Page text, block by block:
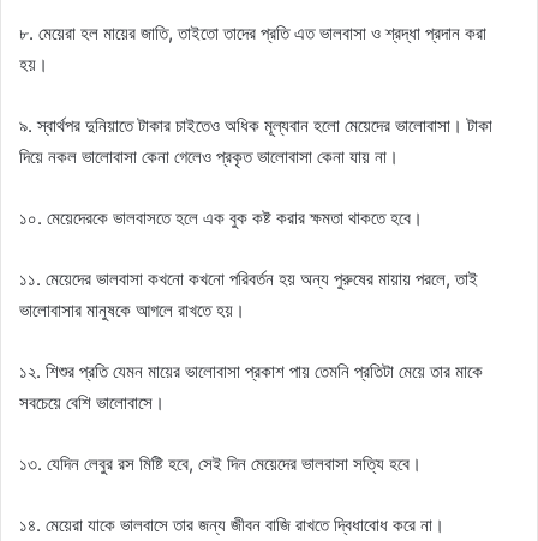
৮. মেয়েরা হল মায়ের জাতি, তাইতো তাদের প্রতি এত ভালবাসা ও শ্রদ্ধা প্রদান করা
হয়।
৯. স্বার্থপর দুনিয়াতে টাকার চাইতেও অধিক মূল্যবান হলো মেয়েদের ভালোবাসা। টাকা
দিয়ে নকল ভালোবাসা কেনা গেলেও প্রকৃত ভালোবাসা কেনা যায় না।
১০. মেয়েদেরকে ভালবাসতে হলে এক বুক কষ্ট করার ক্ষমতা থাকতে হবে।
১১. মেয়েদের ভালবাসা কখনো কখনো পরিবর্তন হয় অন্য পুরুষের মায়ায় পরলে, তাই
ভালোবাসার মানুষকে আগলে রাখতে হয়।
১২. শিশুর প্রতি যেমন মায়ের ভালোবাসা প্রকাশ পায় তেমনি প্রতিটা মেয়ে তার মাকে
সবচেয়ে বেশি ভালোবাসে।
১৩. যেদিন লেবুর রস মিষ্টি হবে, সেই দিন মেয়েদের ভালবাসা সত্যি হবে।
১৪. মেয়েরা যাকে ভালবাসে তার জন্য জীবন বাজি রাখতে দ্বিধাবোধ করে না।